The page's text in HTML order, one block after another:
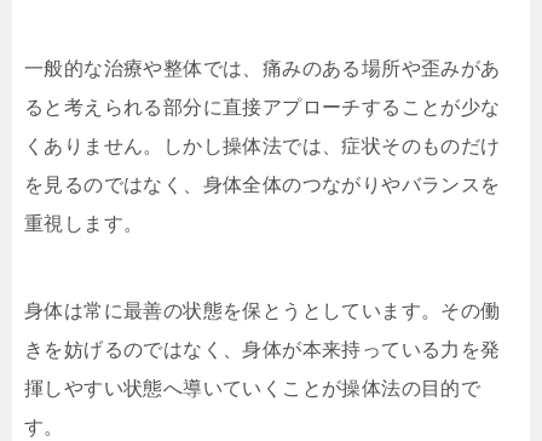
一般的な治療や整体では、痛みのある場所や歪みがあ
ると考えられる部分に直接アプローチすることが少な
くありません。しかし操体法では、症状そのものだけ
を見るのではなく、身体全体のつながりやバランスを
重視します。
身体は常に最善の状態を保とうとしています。その働
きを妨げるのではなく、身体が本来持っている力を発
揮しやすい状態へ導いていくことが操体法の目的で
す。